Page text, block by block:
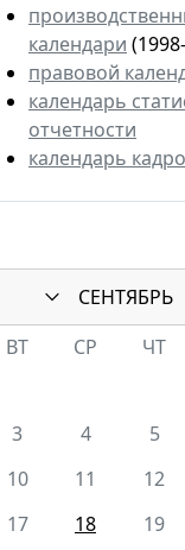
календари
правовой
календарь
отчетности
календарь
СЕНТЯБРЬ
ВТ СР ЧТ
3 4 5
10 11 12
17 18 19